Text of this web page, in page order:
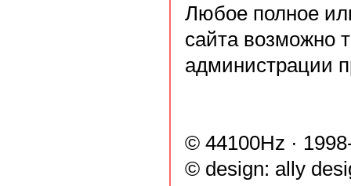
Любое полное
сайта возможно
администрации
© 44100Hz ·
© design: ally